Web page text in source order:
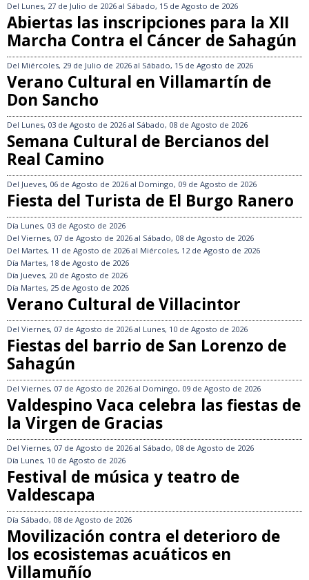
Del Lunes, 27 de Julio de 2026 al Sábado, 15 de Agosto de 2026
Abiertas las inscripciones para la XII
Marcha Contra el Cáncer de Sahagún
Del Miércoles, 29 de Julio de 2026 al Sábado, 15 de Agosto de 2026
Verano Cultural en Villamartín de
Don Sancho
Del Lunes, 03 de Agosto de 2026 al Sábado, 08 de Agosto de 2026
Semana Cultural de Bercianos del
Real Camino
Del Jueves, 06 de Agosto de 2026 al Domingo, 09 de Agosto de 2026
Fiesta del Turista de El Burgo Ranero
Día Lunes, 03 de Agosto de 2026
Del Viernes, 07 de Agosto de 2026 al Sábado, 08 de Agosto de 2026
Del Martes, 11 de Agosto de 2026 al Miércoles, 12 de Agosto de 2026
Día Martes, 18 de Agosto de 2026
Día Jueves, 20 de Agosto de 2026
Día Martes, 25 de Agosto de 2026
Verano Cultural de Villacintor
Del Viernes, 07 de Agosto de 2026 al Lunes, 10 de Agosto de 2026
Fiestas del barrio de San Lorenzo de
Sahagún
Del Viernes, 07 de Agosto de 2026 al Domingo, 09 de Agosto de 2026
Valdespino Vaca celebra las fiestas de
la Virgen de Gracias
Del Viernes, 07 de Agosto de 2026 al Sábado, 08 de Agosto de 2026
Día Lunes, 10 de Agosto de 2026
Festival de música y teatro de
Valdescapa
Día Sábado, 08 de Agosto de 2026
Movilización contra el deterioro de
los ecosistemas acuáticos en
Villamuñío